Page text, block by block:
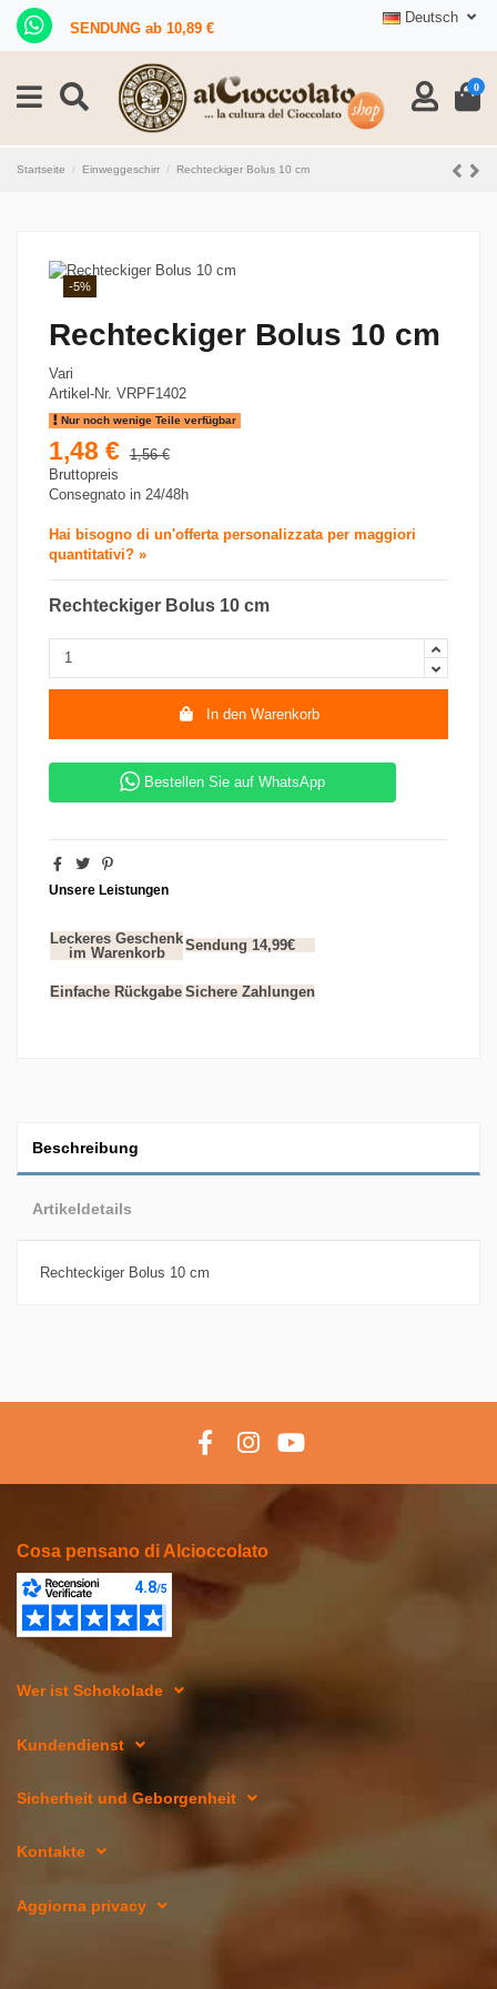
SENDUNG ab 10,89 €
Deutsch
0
Startseite Einweggeschirr Rechteckiger Bolus 10 cm
-5%
Rechteckiger Bolus 10 cm
Vari
Artikel-Nr. VRPF1402
Nur noch wenige Teile verfügbar
1,48 € 1,56 €
Bruttopreis
Consegnato in 24/48h
Hai bisogno di un'offerta personalizzata per maggiori
quantitativi? »
Rechteckiger Bolus 10 cm
In den Warenkorb
Bestellen Sie auf WhatsApp
Unsere Leistungen
Leckeres Geschenk
im Warenkorb
Sendung 14,99€
Einfache Rückgabe Sichere Zahlungen
Beschreibung
Artikeldetails
Rechteckiger Bolus 10 cm
Cosa pensano di Alcioccolato
Wer ist Schokolade
Kundendienst
Sicherheit und Geborgenheit
Kontakte
Aggiorna privacy